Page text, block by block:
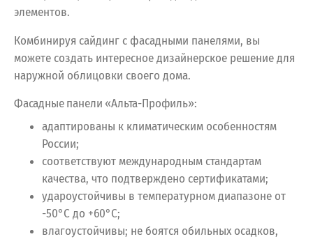
элементов.
Комбинируя сайдинг с фасадными панелями, вы
можете создать интересное дизайнерское решение для
наружной облицовки своего дома.
Фасадные панели «Альта-Профиль»:
адаптированы к климатическим особенностям
России;
соответствуют международным стандартам
качества, что подтверждено сертификатами;
удароустойчивы в температурном диапазоне от
-50°С до +60°С;
влагоустойчивы; не боятся обильных осадков,